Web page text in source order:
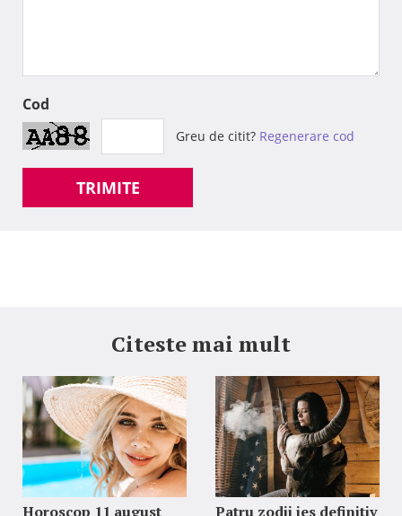
Cod
Greu de citit? Regenerare cod
TRIMITE
Citeste mai mult
Horoscop 11 august
Patru zodii ies definitiv